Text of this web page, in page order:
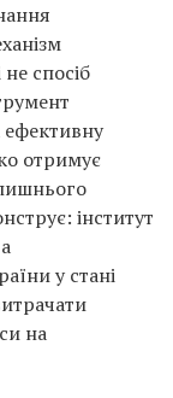
спосіб
отримує
інститут
у стані
на